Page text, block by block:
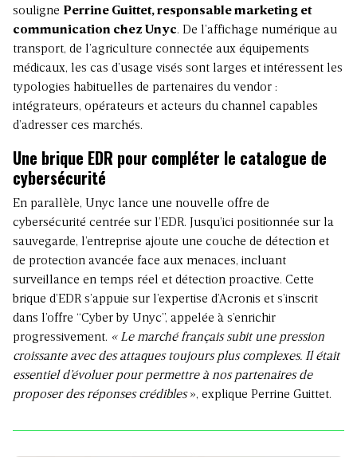
souligne Perrine Guittet, responsable marketing et
communication chez Unyc. De l’affichage numérique au
transport, de l’agriculture connectée aux équipements
médicaux, les cas d’usage visés sont larges et intéressent les
typologies habituelles de partenaires du vendor :
intégrateurs, opérateurs et acteurs du channel capables
d’adresser ces marchés.
Une brique EDR pour compléter le catalogue de
cybersécurité
En parallèle, Unyc lance une nouvelle offre de
cybersécurité centrée sur l’EDR. Jusqu’ici positionnée sur la
sauvegarde, l’entreprise ajoute une couche de détection et
de protection avancée face aux menaces, incluant
surveillance en temps réel et détection proactive. Cette
brique d’EDR s’appuie sur l’expertise d’Acronis et s’inscrit
dans l’offre “Cyber by Unyc”, appelée à s’enrichir
progressivement. « Le marché français subit une pression
croissante avec des attaques toujours plus complexes. Il était
essentiel d’évoluer pour permettre à nos partenaires de
proposer des réponses crédibles», explique Perrine Guittet.